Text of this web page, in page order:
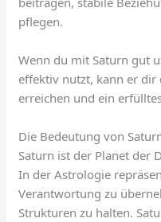
pflegen.
Wenn du mit Saturn gut
effektiv nutzt, kann er dir
erreichen und ein
Die Bedeutung von
Saturn ist der Planet der
In der Astrologie
Verantwortung zu
Strukturen zu halten.